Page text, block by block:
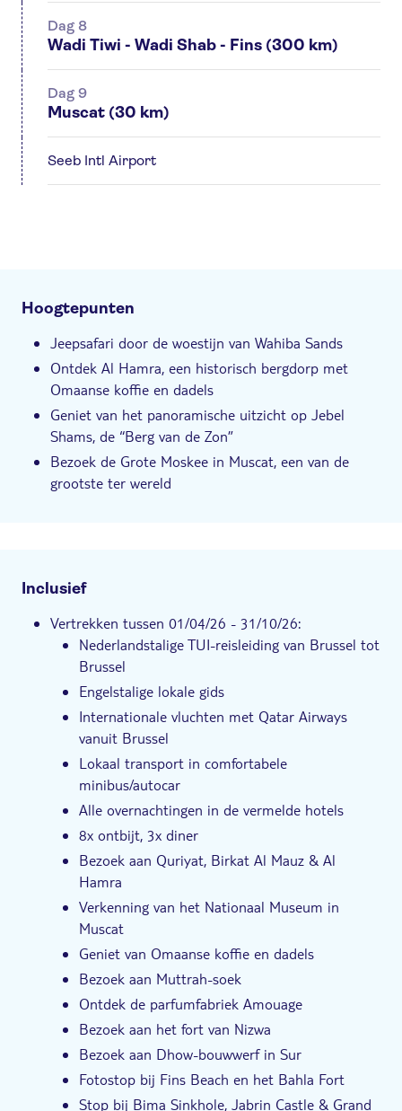
Dag 8
Wadi Tiwi - Wadi Shab - Fins (300 km)
Dag 9
Muscat (30 km)
Seeb Intl Airport
Hoogtepunten
Jeepsafari door de woestijn van Wahiba Sands
Ontdek Al Hamra, een historisch bergdorp met
Omaanse koffie en dadels
Geniet van het panoramische uitzicht op Jebel
Shams, de “Berg van de Zon”
Bezoek de Grote Moskee in Muscat, een van de
grootste ter wereld
Inclusief
Vertrekken tussen 01/04/26 - 31/10/26:
Nederlandstalige TUI-reisleiding van Brussel tot
Brussel
Engelstalige lokale gids
Internationale vluchten met Qatar Airways
vanuit Brussel
Lokaal transport in comfortabele
minibus/autocar
Alle overnachtingen in de vermelde hotels
8x ontbijt, 3x diner
Bezoek aan Quriyat, Birkat Al Mauz & Al
Hamra
Verkenning van het Nationaal Museum in
Muscat
Geniet van Omaanse koffie en dadels
Bezoek aan Muttrah-soek
Ontdek de parfumfabriek Amouage
Bezoek aan het fort van Nizwa
Bezoek aan Dhow-bouwwerf in Sur
Fotostop bij Fins Beach en het Bahla Fort
Stop bij Bima Sinkhole, Jabrin Castle & Grand